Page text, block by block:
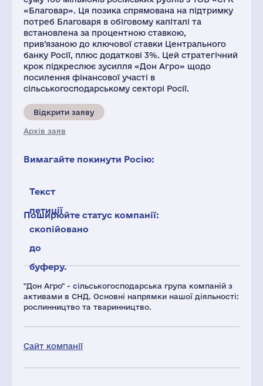
"Дон Агро" - сільськогосподарська група компаній з
активами в СНД. Основні напрямки нашої діяльності:
рослинництво та тваринництво.
Сайт компанії
«Благовар». Ця позика спрямована на підтримку
потреб Благоваря в обіговому капіталі та
встановлена ​​за процентною ставкою,
прив’язаною до ключової ставки Центрального
банку Росії, плюс додаткові 3%. Цей стратегічний
крок підкреслює зусилля «Дон Агро» щодо
посилення фінансової участі в
сільськогосподарському секторі Росії.
Відкрити заяву
Архів заяв
Вимагайте покинути Росію:
Текст
петиції
скопійовано
до
буферу.
Поширюйте статус компанії: